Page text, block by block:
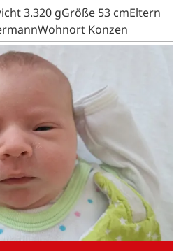
3.320 gGröße 53 cmEltern
Konzen